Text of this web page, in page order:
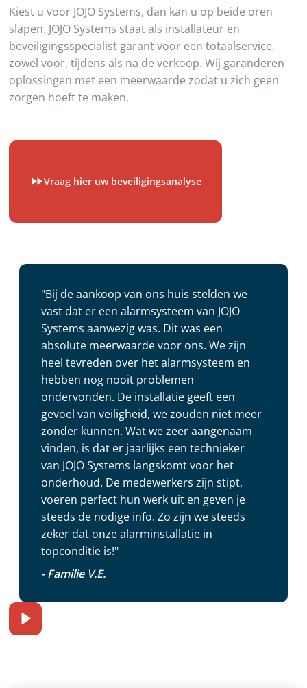
Kiest u voor JOJO Systems, dan kan u op beide oren
slapen. JOJO Systems staat als installateur en
beveiligingsspecialist garant voor een totaalservice,
zowel voor, tijdens als na de verkoop. Wij garanderen
oplossingen met een meerwaarde zodat u zich geen
zorgen hoeft te maken.
Vraag hier uw beveiligingsanalyse
"Bij de aankoop van ons huis stelden we
vast dat er een alarmsysteem van JOJO
Systems aanwezig was. Dit was een
absolute meerwaarde voor ons. We zijn
heel tevreden over het alarmsysteem en
hebben nog nooit problemen
ondervonden. De installatie geeft een
gevoel van veiligheid, we zouden niet meer
zonder kunnen. Wat we zeer aangenaam
vinden, is dat er jaarlijks een technieker
van JOJO Systems langskomt voor het
onderhoud. De medewerkers zijn stipt,
voeren perfect hun werk uit en geven je
steeds de nodige info. Zo zijn we steeds
zeker dat onze alarminstallatie in
topconditie is!"
- Familie V.E.